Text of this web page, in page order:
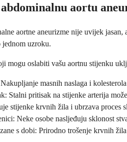
aortu
aortne aneurizme nije uvijek
jednom uzroku.
mogu oslabiti vašu aortnu stijenku
masnih naslaga i
Stalni pritisak na stijenke arterija
stijenke krvnih žila i ubrzava proces
Neke osobe nasljeđuju sklonost
s dobi: Prirodno trošenje krvnih